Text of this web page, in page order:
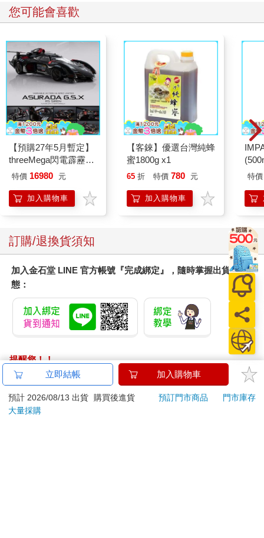
您可能會喜歡
【預購27年5月暫定】
threeMega閃電霹靂車
VA Hi-SPEC UNITED
SIREN 黑色限定
特價 16980 元
加入購物車
【客錸】優選台灣純蜂
蜜1800g x1
65 折 特價 780 元
加入購物車
特價
訂購/退換貨須知
加入金石堂 LINE 官方帳號『完成綁定』，隨時掌握出貨動
態：
提醒您！！
金石堂及銀行均不會請您操作ATM! 如接獲電話要求您前往
ATM提款機，請不要聽從指示，以免受騙上當！
退換貨須知：
立即結帳 加入購物車
預計 2026/08/13 出貨 購買後進貨 預訂門市商品
門市庫存
大量採購